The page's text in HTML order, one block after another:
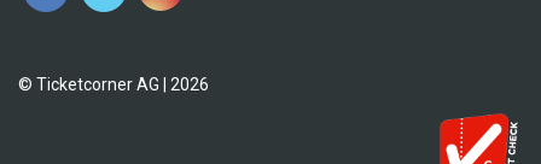
© Ticketcorner AG | 2026